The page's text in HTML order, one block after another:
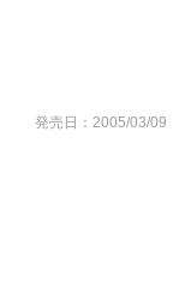
発売日：2005/03/09